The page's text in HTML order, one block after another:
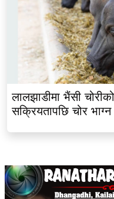
लालझाडीमा भैंसी
सक्रियतापछि चोर